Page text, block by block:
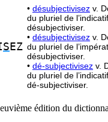
S EZ
• désubjectivisez v.
du pluriel de
désubjectiviser.
• désubjectivisez v.
du pluriel de
désubjectiviser.
• dé-subjectivisez v.
du pluriel de
dé-subjectiviser.
édition du